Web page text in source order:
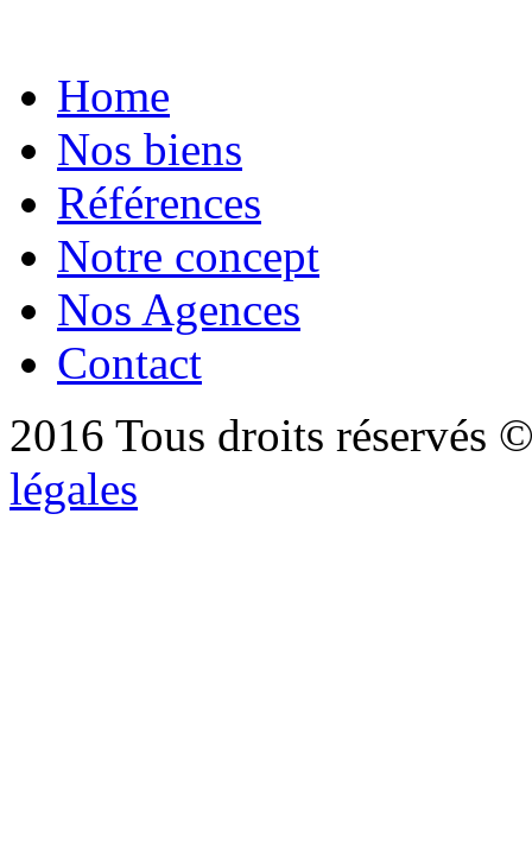
Home
Nos biens
Références
Notre concept
Nos Agences
Contact
2016 Tous droits réservés
légales